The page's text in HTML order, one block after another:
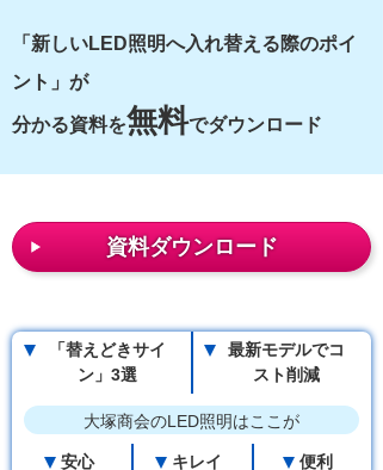
「新しいLED照明へ入れ替える際のポイ
ント」が
分かる資料を無料でダウンロード
資料ダウンロード
「替えどきサイ
ン」3選
最新モデルでコ
スト削減
大塚商会のLED照明はここが
安心 キレイ 便利